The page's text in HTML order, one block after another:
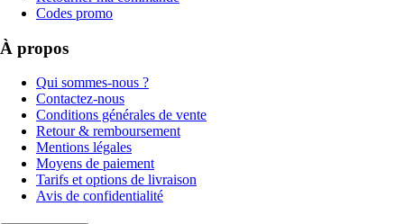
Codes promo
À propos
Qui sommes-nous ?
Contactez-nous
Conditions générales de vente
Retour & remboursement
Mentions légales
Moyens de paiement
Tarifs et options de livraison
Avis de confidentialité